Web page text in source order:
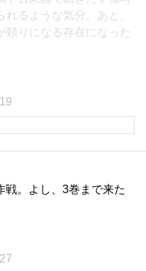
るような気分。あと、
頼りになる存在になった
戦。よし、3巻まで来た